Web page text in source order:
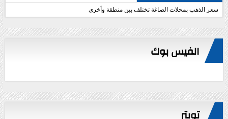
سعر الذهب بمحلات الصاغة تختلف بين منطقة وأخرى
الفيس بوك